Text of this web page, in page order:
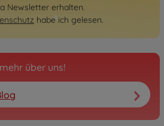
Newsletter erhalten.
habe ich gelesen.
über uns!